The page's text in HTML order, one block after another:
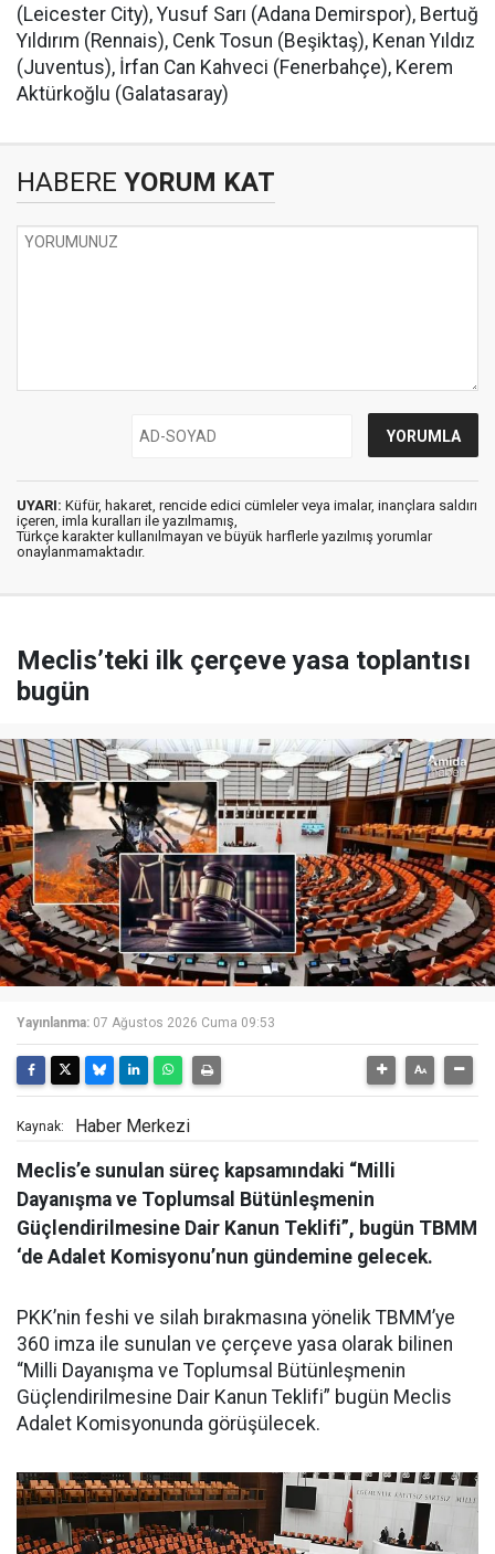
(Leicester City), Yusuf Sarı (Adana Demirspor), Bertuğ
Yıldırım (Rennais), Cenk Tosun (Beşiktaş), Kenan Yıldız
(Juventus), İrfan Can Kahveci (Fenerbahçe), Kerem
Aktürkoğlu (Galatasaray)
HABERE YORUM KAT
UYARI: Küfür, hakaret, rencide edici cümleler veya imalar, inançlara saldırı
içeren, imla kuralları ile yazılmamış,
Türkçe karakter kullanılmayan ve büyük harflerle yazılmış yorumlar
onaylanmamaktadır.
Meclis’teki ilk çerçeve yasa toplantısı
bugün
Yayınlanma: 07 Ağustos 2026 Cuma 09:53
Kaynak: Haber Merkezi
Meclis’e sunulan süreç kapsamındaki “Milli
Dayanışma ve Toplumsal Bütünleşmenin
Güçlendirilmesine Dair Kanun Teklifi”, bugün TBMM
‘de Adalet Komisyonu’nun gündemine gelecek.
PKK’nin feshi ve silah bırakmasına yönelik TBMM’ye
360 imza ile sunulan ve çerçeve yasa olarak bilinen
“Milli Dayanışma ve Toplumsal Bütünleşmenin
Güçlendirilmesine Dair Kanun Teklifi” bugün Meclis
Adalet Komisyonunda görüşülecek.